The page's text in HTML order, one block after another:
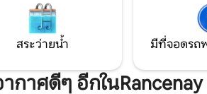
เหมาะสำหรับการแผ่ขยายผ่านภูมิ
สวยงามนี้
สระว่ายน้ำ มีที่จอดรถ
าศดีๆ อีกในRancenay